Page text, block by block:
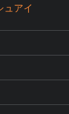
アイ